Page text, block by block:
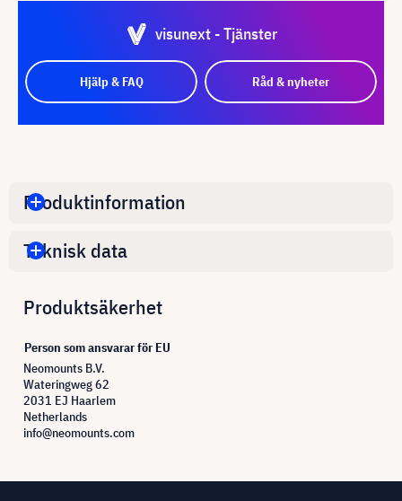
visunext - Tjänster
Hjälp & FAQ Råd & nyheter
Produktinformation
Teknisk data
Produktsäkerhet
Person som ansvarar för EU
Neomounts B.V.
Wateringweg 62
2031 EJ Haarlem
Netherlands
info@neomounts.com